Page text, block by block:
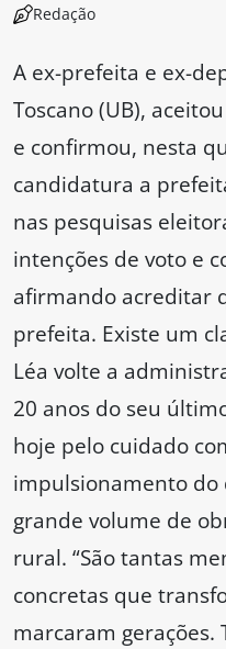
Redação
A ex-prefeita e ex-
Toscano (UB),
e confirmou, nesta
candidatura a
nas pesquisas
intenções de voto e
afirmando acreditar
prefeita. Existe um
Léa volte a
20 anos do seu
hoje pelo cuidado
impulsionamento do
grande volume de
rural. “São tantas
concretas que
marcaram gerações.